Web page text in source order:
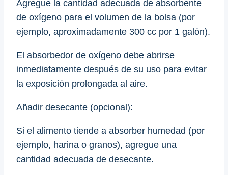
Agregue la cantidad adecuada de absorbente
de oxígeno para el volumen de la bolsa (por
ejemplo, aproximadamente 300 cc por 1 galón).
El absorbedor de oxígeno debe abrirse
inmediatamente después de su uso para evitar
la exposición prolongada al aire.
Añadir desecante (opcional):
Si el alimento tiende a absorber humedad (por
ejemplo, harina o granos), agregue una
cantidad adecuada de desecante.